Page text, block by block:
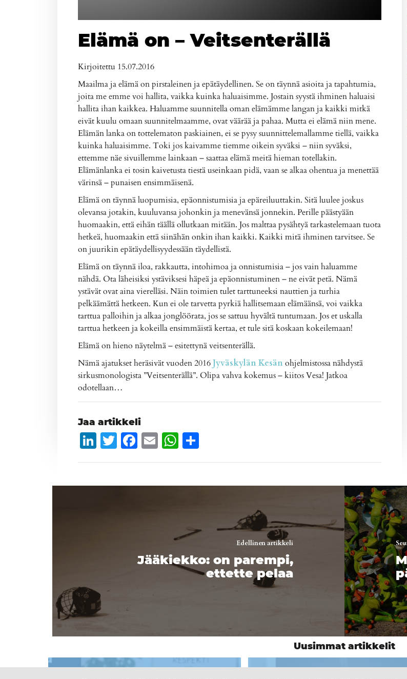
Elämä on – Veitsenterällä
Kirjoitettu 15.07.2016
Maailma ja elämä on pirstaleinen ja epätäydellinen. Se on täynnä asioita ja tapahtumia,
joita me emme voi hallita, vaikka kuinka haluaisimme. Jostain syystä ihminen haluaisi
hallita ihan kaikkea. Haluamme suunnitella oman elämämme langan ja kaikki mitkä
eivät kuulu omaan suunnitelmaamme, ovat väärää ja pahaa. Mutta ei elämä niin mene.
Elämän lanka on tottelematon paskiainen, ei se pysy suunnittelemallamme tiellä, vaikka
kuinka haluaisimme. Toki jos kaivamme tiemme oikein syväksi – niin syväksi,
ettemme näe sivuillemme lainkaan – saattaa elämä meitä hieman totellakin.
Elämänlanka ei tosin kaivetusta tiestä useinkaan pidä, vaan se alkaa ohentua ja menettää
värinsä – punaisen ensimmäisenä.
Elämä on täynnä luopumisia, epäonnistumisia ja epäreiluuttakin. Sitä luulee joskus
olevansa jotakin, kuuluvansa johonkin ja menevänsä jonnekin. Perille päästyään
huomaakin, että eihän täällä ollutkaan mitään. Jos malttaa pysähtyä tarkastelemaan tuota
hetkeä, huomaakin että siinähän onkin ihan kaikki. Kaikki mitä ihminen tarvitsee. Se
on juurikin epätäydellisyydessään täydellistä.
Elämä on täynnä iloa, rakkautta, intohimoa ja onnistumisia – jos vain haluamme
nähdä. Ota läheisiksi ystäviksesi häpeä ja epäonnistuminen – ne eivät petä. Nämä
ystävät ovat aina vierelläsi. Näin toimien tulet tarttuneeksi nauttien ja turhia
pelkäämättä hetkeen. Kun ei ole tarvetta pyrkiä hallitsemaan elämäänsä, voi vaikka
tarttua palloihin ja alkaa jonglöörata, jos se sattuu hyvältä tuntumaan. Jos et uskalla
tarttua hetkeen ja kokeilla ensimmäistä kertaa, et tule sitä koskaan kokeilemaan!
Elämä on hieno näytelmä – esitettynä veitsenterällä.
Nämä ajatukset heräsivät vuoden 2016Jyväskylän Kesänohjelmistossa nähdystä
sirkusmonologista ”Veitsenterällä”. Olipa vahva kokemus – kiitos Vesa! Jatkoa
odotellaan…
Jaa artikkeli
LinkedIn
Twitter
Facebook
EmailWhatsApp
Edellinen artikkeli
Jääkiekko: on parempi,
ettette pelaa
Uusimmat artikkelit